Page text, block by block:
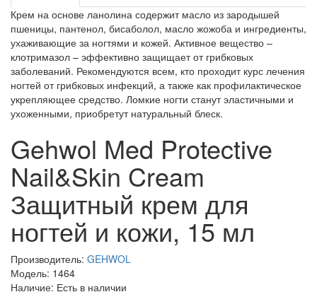
Крем на основе ланолина содержит масло из зародышей
пшеницы, пантенол, бисаболол, масло жожоба и ингредиенты,
ухаживающие за ногтями и кожей. Активное вещество –
клотримазол – эффективно защищает от грибковых
заболеваний. Рекомендуются всем, кто проходит курс лечения
ногтей от грибковых инфекций, а также как профилактическое
укрепляющее средство. Ломкие ногти станут эластичными и
ухоженными, приобретут натуральный блеск.
Gehwol Med Protective
Nail&Skin Cream
Защитный крем для
ногтей и кожи, 15 мл
Производитель: GEHWOL
Модель: 1464
Наличие: Есть в наличии